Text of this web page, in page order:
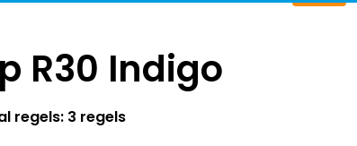
R30 Indigo
regels: 3 regels